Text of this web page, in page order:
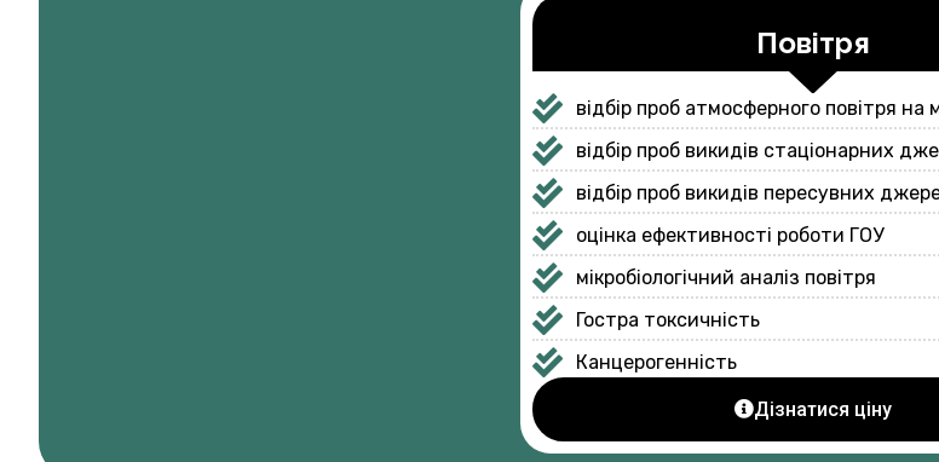
Повітря
відбір проб атмосферного повітря на
відбір проб викидів стаціонарних
відбір проб викидів пересувних
оцінка ефективності роботи ГОУ
мікробіологічний аналіз повітря
Гостра токсичність
Канцерогенність
Дізнатися ціну